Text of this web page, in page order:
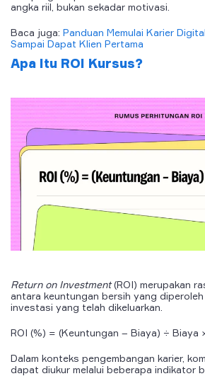
angka riil, bukan sekadar motivasi.
Baca juga: Panduan Memulai Karier
Sampai Dapat Klien Pertama
Apa Itu ROI Kursus?
Return on Investment(ROI) merupakan
antara keuntungan bersih yang
investasi yang telah dikeluarkan.
ROI (%) = (Keuntungan – Biaya) ÷ Biaya
Dalam konteks pengembangan karier,
dapat diukur melalui beberapa indikator